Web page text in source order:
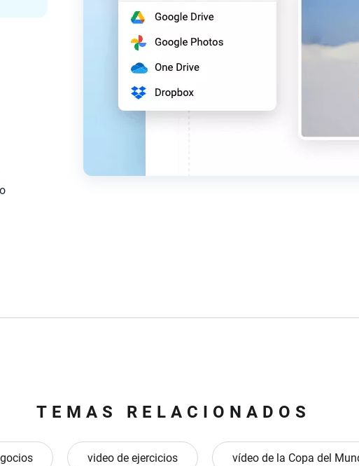
TEMAS RELACIONADOS
video de ejercicios vídeo de la Copa del